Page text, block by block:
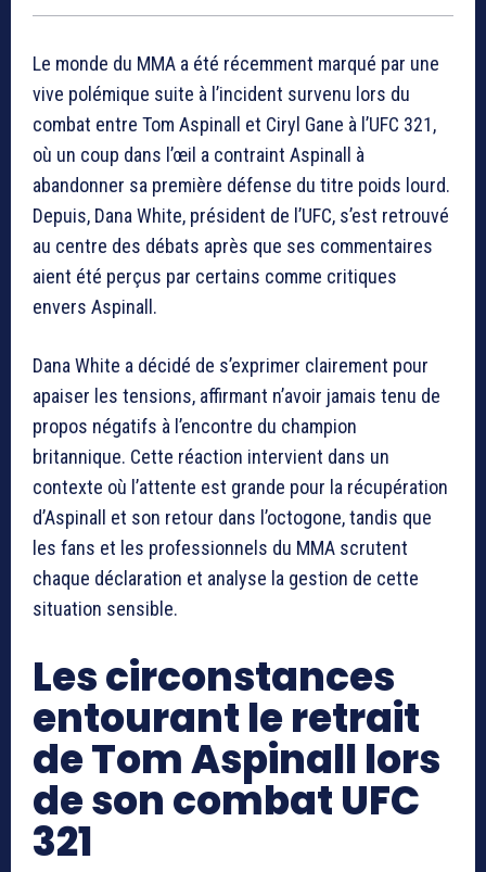
Le monde du MMA a été récemment marqué par une
vive polémique suite à l’incident survenu lors du
combat entre Tom Aspinall et Ciryl Gane à l’UFC 321,
où un coup dans l’œil a contraint Aspinall à
abandonner sa première défense du titre poids lourd.
Depuis, Dana White, président de l’UFC, s’est retrouvé
au centre des débats après que ses commentaires
aient été perçus par certains comme critiques
envers Aspinall.
Dana White a décidé de s’exprimer clairement pour
apaiser les tensions, affirmant n’avoir jamais tenu de
propos négatifs à l’encontre du champion
britannique. Cette réaction intervient dans un
contexte où l’attente est grande pour la récupération
d’Aspinall et son retour dans l’octogone, tandis que
les fans et les professionnels du MMA scrutent
chaque déclaration et analyse la gestion de cette
situation sensible.
Les circonstances
entourant le retrait
de Tom Aspinall lors
de son combat UFC
321